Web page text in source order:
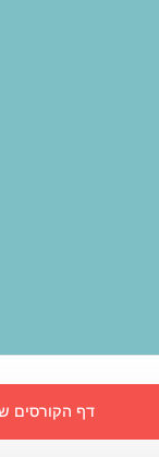
דף הקורסים